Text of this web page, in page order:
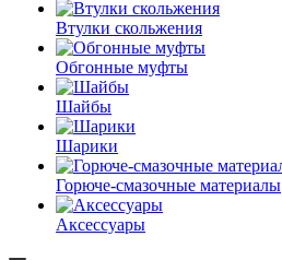
Втулки скольжения
Обгонные муфты
Шайбы
Шарики
Горюче-смазочные материалы
Аксессуары